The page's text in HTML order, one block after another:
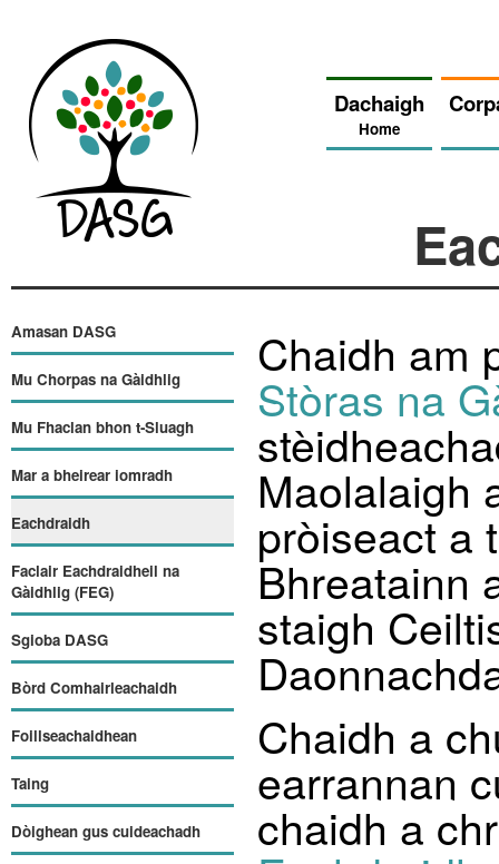
Dachaigh
Home
Amasan DASG
Mu Chorpas na Gàidhlig
Mu Fhaclan bhon t-Sluagh
Mar a bheirear iomradh
Eachdraidh
Faclair Eachdraidheil na
Gàidhlig (FEG)
Sgioba DASG
Bòrd Comhairleachaidh
Foillseachaidhean
Taing
Dòighean gus cuideachadh
Chaidh am
Stòras na
Maolalaigh
pròiseact a
Bhreatainn
staigh
Chaidh a
earrannan
chaidh a